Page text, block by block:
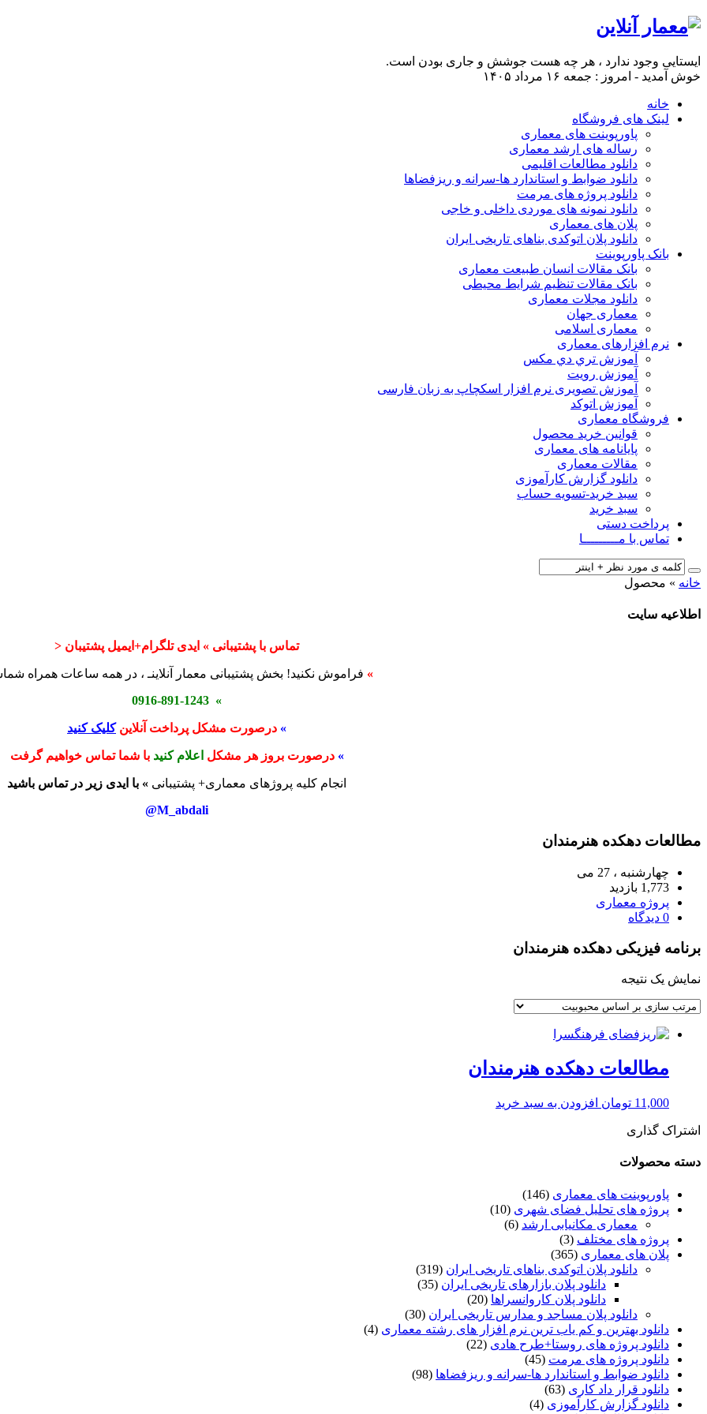
ایستایی وجود ندارد ، هر چه هست جوشش و جاری بودن است.
خوش آمدید - امروز : جمعه ۱۶ مرداد ۱۴۰۵
خانه
لینک های فروشگاه
پاورپوینت های معماری
رساله های ارشد معماری
دانلود مطالعات اقلیمی
دانلود ضوابط و استاندارد ها-سرانه و ریزفضاها
دانلود پروژه های مرمت
دانلود نمونه های موردی داخلی و خاجی
پلان های معماری
دانلود پلان اتوکدی بناهای تاریخی ایران
بانک پاورپوینت
بانک مقالات انسان طبیعت معماری
بانک مقالات تنظیم شرایط محیطی
دانلود مجلات معماری
معماری جهان
معماری اسلامی
نرم افزارهای معماری
آﻣﻮزش ﺗﺮي دي ﻣﮑﺲ
آموزش رویت
آموزش تصویری نرم افزار اسکچاپ به زبان فارسی
آموزش اتوکد
فروشگاه معماری
قوانین خرید محصول
پایانامه های معماری
مقالات معماری
دانلود گزارش کارآموزی
سبد خرید-تسویه حساب
سبد خرید
پرداخت دستی
تماس با مـــــــــا
خانه » محصول
اطلاعیه سایت
تماس با پشتیبانی » ایدی تلگرام+ایمیل پشتیبان <
» فراموش نکنید! بخش پشتیبانی معمار آنلاینـ ، در همه ساعات همراه
» 0916-891-1243
» درصورت مشکل پرداخت آنلاینکلیک کنید
» درصورت بروز هر مشکل اعلام کنید با شما تماس خواهیم گرفت
انجام کلیه پروژهای معماری+ پشتیبانی » با ایدی زیر در تماس باشید
M_abdali@
مطالعات دهکده هنرمندان
چهارشنبه ، 27 می
1,773 بازدید
پروژه معماری
0 دیدگاه
برنامه فیزیکی دهکده هنرمندان
نمایش یک نتیجه
مطالعات دهکده هنرمندان
11,000 تومان افزودن به سبد خرید
اشتراک گذاری
دسته محصولات
پاورپوینت های معماری (146)
پروژه های تحلیل فضای شهری (10)
معماری مکانیابی ارشد (6)
پروژه های مختلف (3)
پلان های معماری (365)
دانلود پلان اتوکدی بناهای تاریخی ایران (319)
دانلود پلان بازارهای تاریخی ایران (35)
دانلود پلان کاروانسراها (20)
دانلود پلان مساجد و مدارس تاریخی ایران (30)
دانلود بهترین و کم یاب ترین نرم افزار های رشته معماری (4)
دانلود پروژه های روستا+طرح هادی (22)
دانلود پروژه های مرمت (45)
دانلود ضوابط و استاندارد ها-سرانه و ریزفضاها (98)
دانلود قرار داد کاری (63)
دانلود گزارش کارآموزی (4)